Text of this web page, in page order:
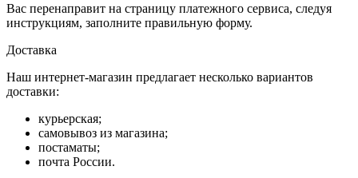
Вас перенаправит на страницу платежного сервиса, следуя
инструкциям, заполните правильную форму.
Доставка
Наш интернет-магазин предлагает несколько вариантов
доставки:
курьерская;
самовывоз из магазина;
постаматы;
почта России.